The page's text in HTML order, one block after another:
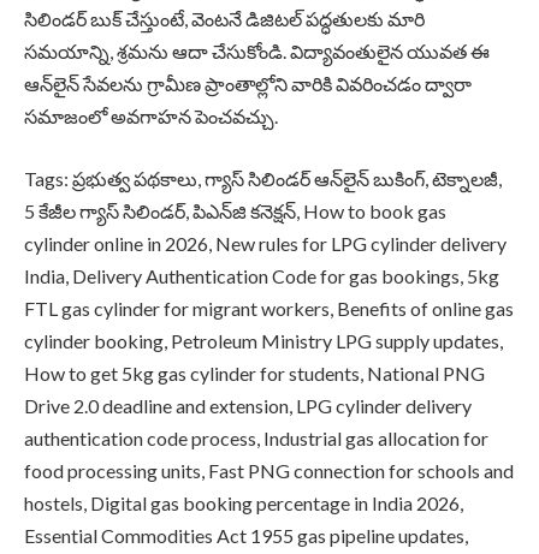
సిలిండర్ బుక్ చేస్తుంటే, వెంటనే డిజిటల్ పద్ధతులకు మారి
సమయాన్ని, శ్రమను ఆదా చేసుకోండి. విద్యావంతులైన యువత ఈ
ఆన్‌లైన్ సేవలను గ్రామీణ ప్రాంతాల్లోని వారికి వివరించడం ద్వారా
సమాజంలో అవగాహన పెంచవచ్చు.
Tags: ప్రభుత్వ పథకాలు, గ్యాస్ సిలిండర్ ఆన్‌లైన్ బుకింగ్, టెక్నాలజీ,
5 కేజీల గ్యాస్ సిలిండర్, పిఎన్‌జి కనెక్షన్, How to book gas
cylinder online in 2026, New rules for LPG cylinder delivery
India, Delivery Authentication Code for gas bookings, 5kg
FTL gas cylinder for migrant workers, Benefits of online gas
cylinder booking, Petroleum Ministry LPG supply updates,
How to get 5kg gas cylinder for students, National PNG
Drive 2.0 deadline and extension, LPG cylinder delivery
authentication code process, Industrial gas allocation for
food processing units, Fast PNG connection for schools and
hostels, Digital gas booking percentage in India 2026,
Essential Commodities Act 1955 gas pipeline updates,